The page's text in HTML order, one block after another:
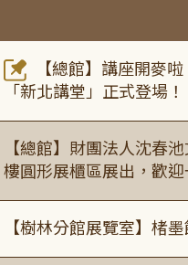
【總館】講座開麥
「新北講堂」正式登場！
【總館】財團法人沈春
樓圓形展櫃區展出，歡迎
【樹林分館展覽室】楮